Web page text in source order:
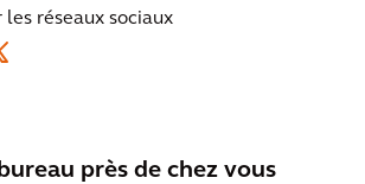
les réseaux sociaux
près de chez vous